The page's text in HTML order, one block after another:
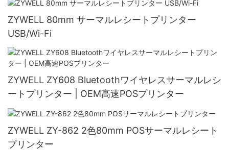
ZYWELL 80mm サーマルレシートプリンター
USB/Wi-Fi
ZYWELL ZY608 Bluetoothワイヤレスサーマルレシ
ートプリンター | OEM高速POSプリンター
ZYWELL ZY-862 2色80mm POSサーマルレシート
プリンター